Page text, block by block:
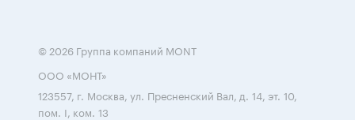
© 2026 Группа компаний MONT
ООО «МОНТ»
123557, г. Москва, ул. Пресненский Вал, д. 14, эт. 10,
пом. I, ком. 13